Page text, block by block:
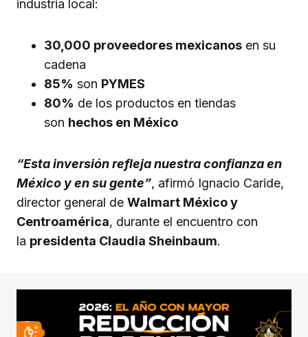
industria local:
30,000 proveedores mexicanos en su
cadena
85% son PYMES
80% de los productos en tiendas
son hechos en México
“Esta inversión refleja nuestra confianza en
México y en su gente”, afirmó Ignacio Caride,
director general de Walmart México y
Centroamérica, durante el encuentro con
la presidenta Claudia Sheinbaum.